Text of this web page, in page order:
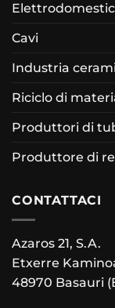
Cavi
Industria
Riciclo di
Produttori di
Produttore di
CONTATTACI
Azaros 21, S.A.
Etxerre
48970 Basauri